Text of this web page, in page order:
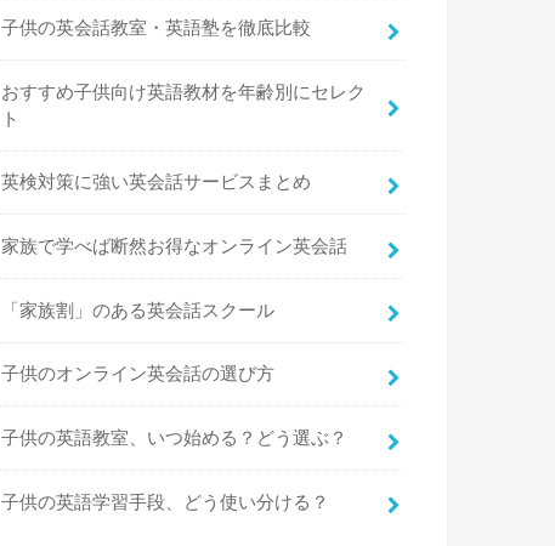
子供の英会話教室・英語塾を徹底比較
おすすめ子供向け英語教材を年齢別にセレク
ト
英検対策に強い英会話サービスまとめ
家族で学べば断然お得なオンライン英会話
「家族割」のある英会話スクール
子供のオンライン英会話の選び方
子供の英語教室、いつ始める？どう選ぶ？
子供の英語学習手段、どう使い分ける？